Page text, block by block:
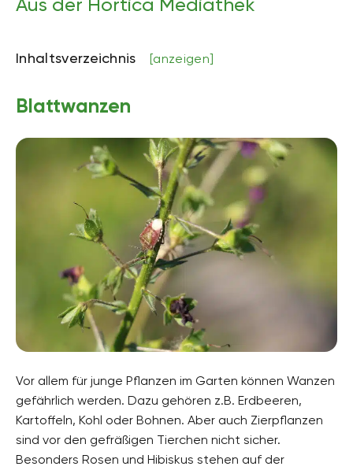
Inhaltsverzeichnis [anzeigen]
Blattwanzen
Vor allem für junge Pflanzen im Garten können Wanzen
gefährlich werden. Dazu gehören z.B. Erdbeeren,
Kartoffeln, Kohl oder Bohnen. Aber auch Zierpflanzen
sind vor den gefräßigen Tierchen nicht sicher.
Besonders Rosen und Hibiskus stehen auf der